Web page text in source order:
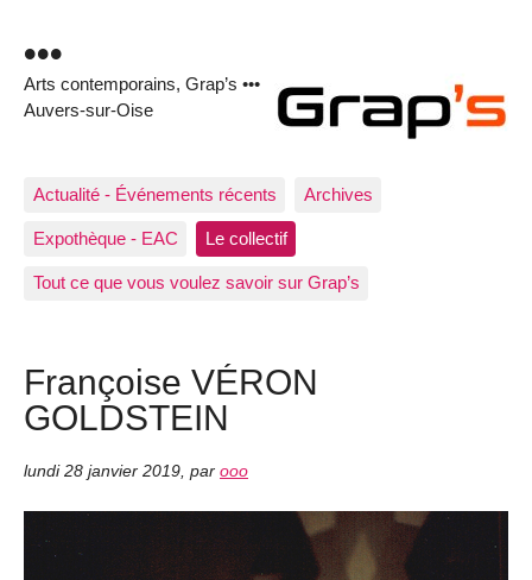
•••
Arts contemporains, Grap’s •••
Auvers-sur-Oise
Actualité - Événements récents Archives
Expothèque - EAC Le collectif
Tout ce que vous voulez savoir sur Grap’s
Françoise VÉRON
GOLDSTEIN
lundi 28 janvier 2019 par ooo